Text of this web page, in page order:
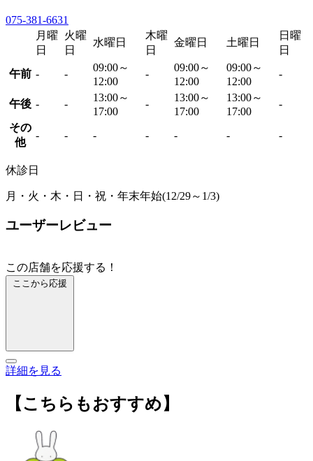
075-381-6631
月曜
日
火曜
日
水曜日
木曜
日
金曜日 土曜日
日曜
日
午前 - -
09:00～
12:00
-
09:00～
12:00
09:00～
12:00
-
午後 - -
13:00～
17:00
-
13:00～
17:00
13:00～
17:00
-
その
他
- - - - - - -
休診日
月・火・木・日・祝・年末年始(12/29～1/3)
ユーザーレビュー
この店舗を応援する！
ここから応援
詳細を見る
【こちらもおすすめ】